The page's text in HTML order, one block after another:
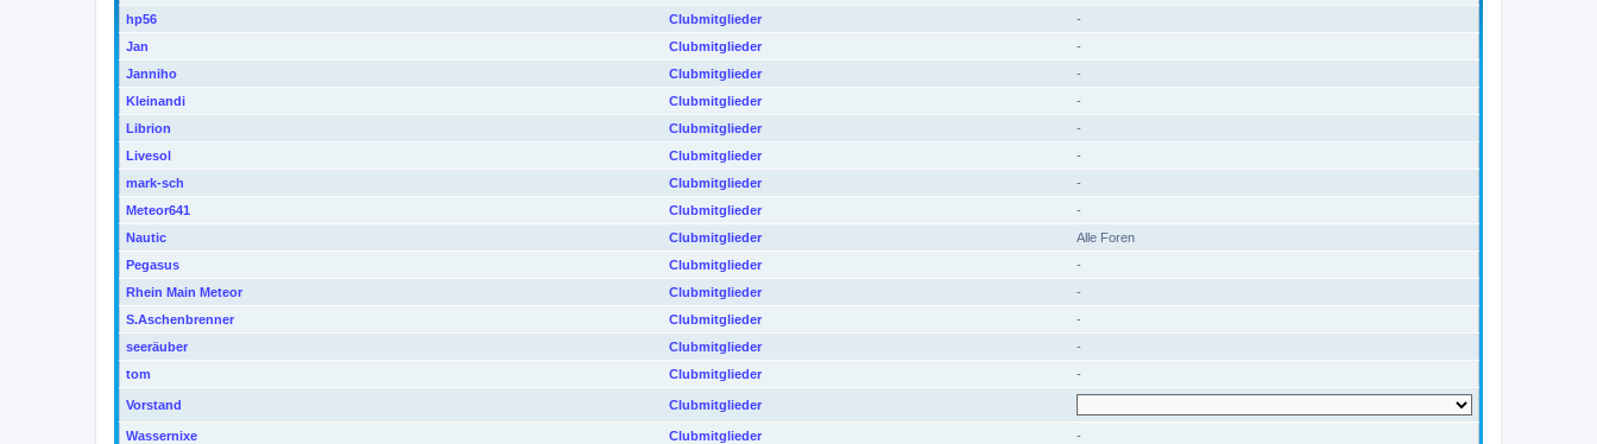
hp56
Clubmitglieder
-
Jan
Clubmitglieder
-
Janniho
Clubmitglieder
-
Kleinandi
Clubmitglieder
-
Librion
Clubmitglieder
-
Livesol
Clubmitglieder
-
mark-sch
Clubmitglieder
-
Meteor641
Clubmitglieder
-
Nautic
Clubmitglieder
Alle Foren
Pegasus
Clubmitglieder
-
Rhein Main Meteor
Clubmitglieder
-
S.Aschenbrenner
Clubmitglieder
-
seeräuber
Clubmitglieder
-
tom
Clubmitglieder -
Vorstand Clubmitglieder
Wassernixe Clubmitglieder
-